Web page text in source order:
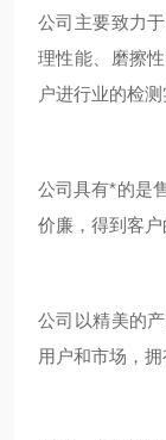
公司主要致力
理性能、磨擦
户进行业的检
公司具有*的是
价廉，得到客
公司以精美的
用户和市场，